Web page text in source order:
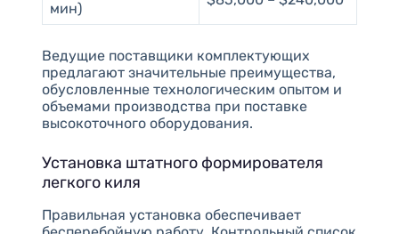
мин)
Ведущие поставщики комплектующих
предлагают значительные преимущества,
обусловленные технологическим опытом и
объемами производства при поставке
высокоточного оборудования.
Установка штатного формирователя
легкого киля
Правильная установка обеспечивает